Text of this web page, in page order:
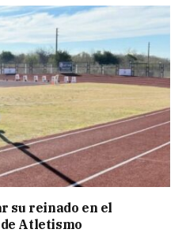
su reinado en el
Atletismo